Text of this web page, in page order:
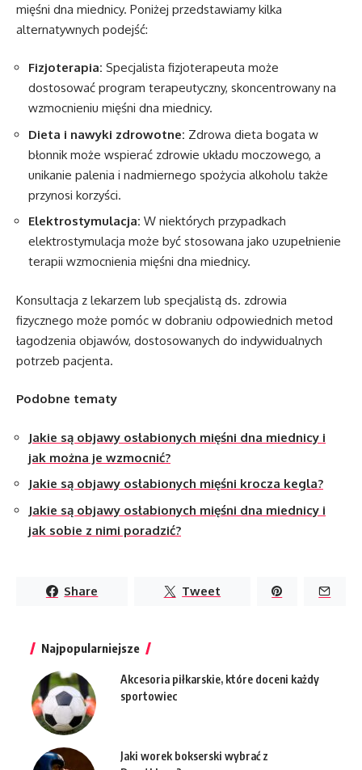
mięśni dna miednicy. Poniżej przedstawiamy kilka
alternatywnych podejść:
Fizjoterapia: Specjalista fizjoterapeuta może
dostosować program terapeutyczny, skoncentrowany na
wzmocnieniu mięśni dna miednicy.
Dieta i nawyki zdrowotne: Zdrowa dieta bogata w
błonnik może wspierać zdrowie układu moczowego, a
unikanie palenia i nadmiernego spożycia alkoholu także
przynosi korzyści.
Elektrostymulacja: W niektórych przypadkach
elektrostymulacja może być stosowana jako uzupełnienie
terapii wzmocnienia mięśni dna miednicy.
Konsultacja z lekarzem lub specjalistą ds. zdrowia
fizycznego może pomóc w dobraniu odpowiednich metod
łagodzenia objawów, dostosowanych do indywidualnych
potrzeb pacjenta.
Podobne tematy
Jakie są objawy osłabionych mięśni dna miednicy i
jak można je wzmocnić?
Jakie są objawy osłabionych mięśni krocza kegla?
Jakie są objawy osłabionych mięśni dna miednicy i
jak sobie z nimi poradzić?
Share Tweet
Najpopularniejsze
Akcesoria piłkarskie, które doceni każdy
sportowiec
Jaki worek bokserski wybrać z